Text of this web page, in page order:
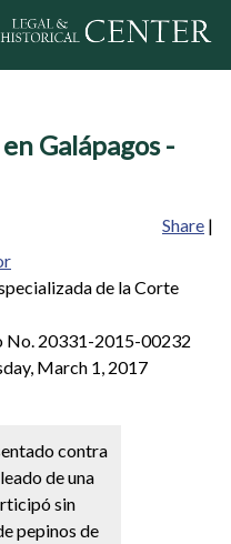
Galápagos -
Share |
de la Corte
No. 20331-2015-00232
March 1, 2017
contra
de una
sin
pepinos de